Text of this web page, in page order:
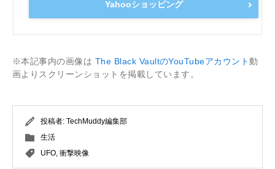
Yahooショッピング
※本記事内の画像は The Black VaultのYouTubeアカウント動
画よりスクリーンショットを掲載しています。
投稿者: TechMuddy編集部
生活
UFO, 衝撃映像